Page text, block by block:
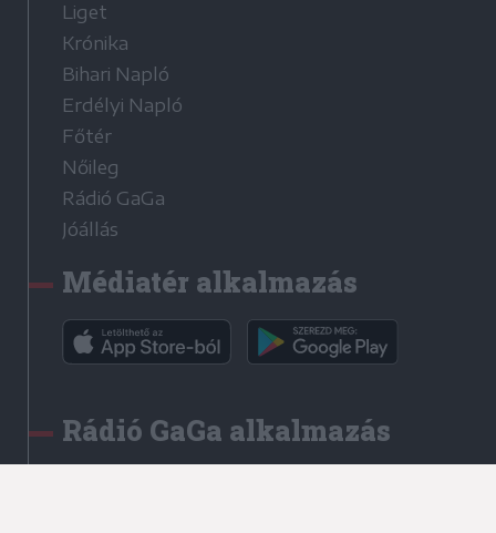
Liget
Krónika
Bihari Napló
Erdélyi Napló
Főtér
Nőileg
Rádió GaGa
Jóállás
Médiatér alkalmazás
Rádió GaGa alkalmazás